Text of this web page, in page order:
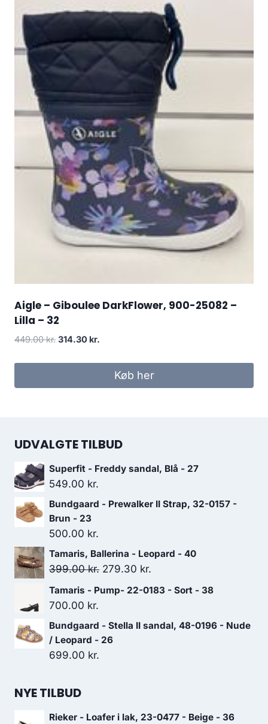
Aigle – Giboulee DarkFlower, 900-25082 –
Lilla – 32
449.00kr. Den
pris
314.30 kr.
pris
Køb her
UDVALGTE TILBUD
Superfit - Freddy sandal, Blå - 27
549.00 kr.
Bundgaard - Prewalker II Strap, 32-0157 -
Brun - 23
500.00 kr.
Tamaris, Ballerina - Leopard - 40
399.00kr. Den
oprindelige
399.00 kr..
279.30 kr.
aktuelle
279.30 kr..
Tamaris - Pump- 22-0183 - Sort - 38
700.00 kr.
Bundgaard - Stella II sandal, 48-0196 - Nude
/ Leopard - 26
699.00 kr.
NYE TILBUD
Rieker - Loafer i lak, 23-0477 - Beige - 36